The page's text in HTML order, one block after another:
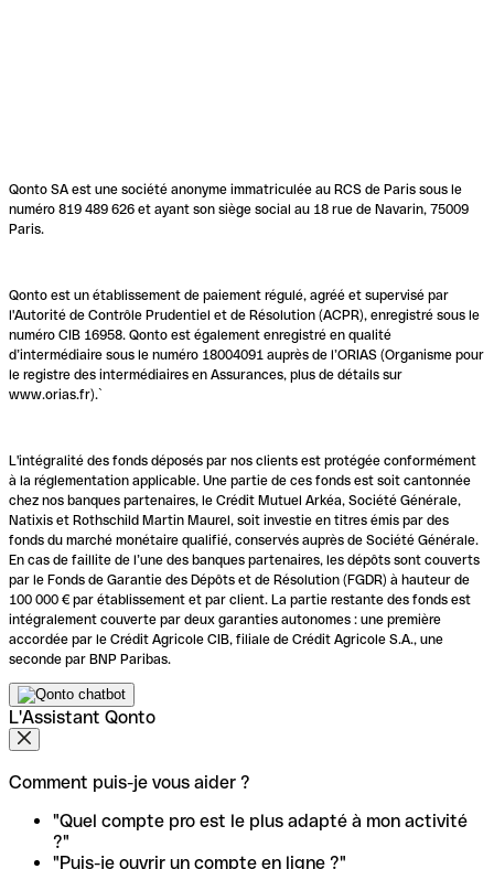
Qonto SA est une société anonyme immatriculée au RCS de Paris sous le
numéro 819 489 626 et ayant son siège social au 18 rue de Navarin, 75009
Paris.
Qonto est un établissement de paiement régulé, agréé et supervisé par
l'Autorité de Contrôle Prudentiel et de Résolution (ACPR), enregistré sous le
numéro CIB 16958. Qonto est également enregistré en qualité
d’intermédiaire sous le numéro 18004091 auprès de l’ORIAS (Organisme pour
le registre des intermédiaires en Assurances, plus de détails sur
www.orias.fr).`
L'intégralité des fonds déposés par nos clients est protégée conformément
à la réglementation applicable. Une partie de ces fonds est soit cantonnée
chez nos banques partenaires, le Crédit Mutuel Arkéa, Société Générale,
Natixis et Rothschild Martin Maurel, soit investie en titres émis par des
fonds du marché monétaire qualifié, conservés auprès de Société Générale.
En cas de faillite de l’une des banques partenaires, les dépôts sont couverts
par le Fonds de Garantie des Dépôts et de Résolution (FGDR) à hauteur de
100 000 € par établissement et par client. La partie restante des fonds est
intégralement couverte par deux garanties autonomes : une première
accordée par le Crédit Agricole CIB, filiale de Crédit Agricole S.A., une
seconde par BNP Paribas.
L'Assistant Qonto
Comment puis-je vous aider ?
"Quel compte pro est le plus adapté à mon activité
?"
"Puis-je ouvrir un compte en ligne ?"